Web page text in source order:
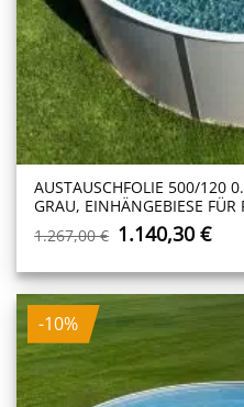
AUSTAUSCHFOLIE 500/120
GRAU, EINHÄNGEBIESE FÜR
1.267,00€ Ursprünglicher
war:
1.267,00 €
1.140,30€
ist:
-10%